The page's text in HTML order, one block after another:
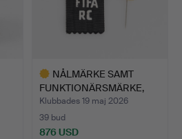
NÅLMÄRKE SAMT
FUNKTIONÄRSMÄRKE,
Världsmäst…
Klubbades 19 maj 2026
39 bud
876 USD